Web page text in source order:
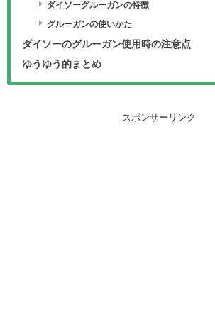
ダイソーグルーガンの特徴
グルーガンの使いかた
ダイソーのグルーガン使用時の注意点
ゆうゆう的まとめ
スポンサーリンク